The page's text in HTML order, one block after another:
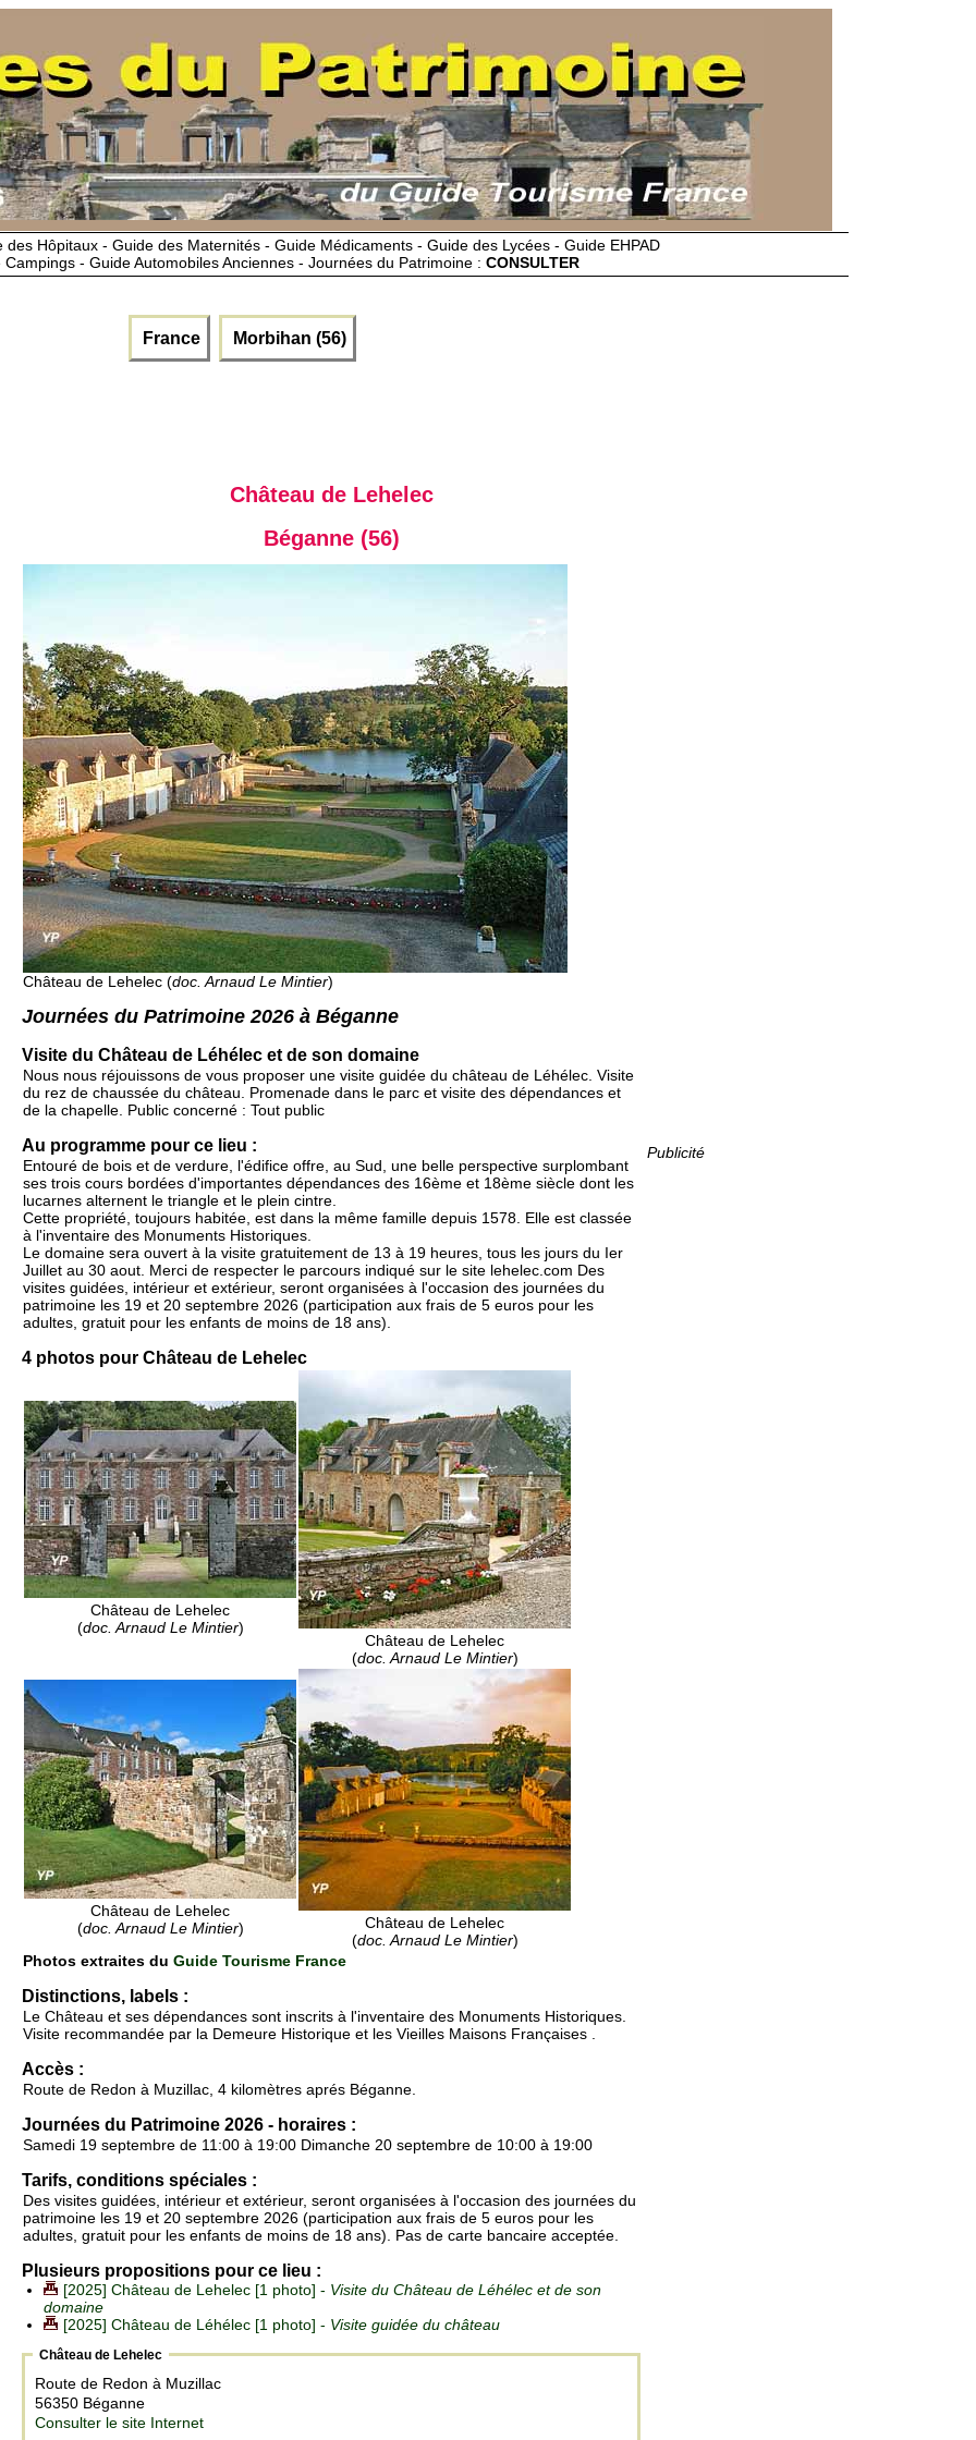
Hôpitaux - Guide des Maternités - Guide Médicaments - Guide des Lycées - Guide EHPAD
- Guide Automobiles Anciennes - Journées du Patrimoine : CONSULTER
France Morbihan (56)
Publicité
Château de Lehelec
Béganne (56)
Château de Lehelec (doc. Arnaud Le Mintier)
Journées du Patrimoine 2026 à Béganne
Visite du Château de Léhélec et de son domaine
Nous nous réjouissons de vous proposer une visite guidée du château de Léhélec. Visite
du rez de chaussée du château. Promenade dans le parc et visite des dépendances et
de la chapelle. Public concerné : Tout public
Au programme pour ce lieu :
Entouré de bois et de verdure, l'édifice offre, au Sud, une belle perspective surplombant
ses trois cours bordées d'importantes dépendances des 16ème et 18ème siècle dont les
lucarnes alternent le triangle et le plein cintre.
Cette propriété, toujours habitée, est dans la même famille depuis 1578. Elle est classée
à l'inventaire des Monuments Historiques.
Le domaine sera ouvert à la visite gratuitement de 13 à 19 heures, tous les jours du Ier
Juillet au 30 aout. Merci de respecter le parcours indiqué sur le site lehelec.com Des
visites guidées, intérieur et extérieur, seront organisées à l'occasion des journées du
patrimoine les 19 et 20 septembre 2026 (participation aux frais de 5 euros pour les
adultes, gratuit pour les enfants de moins de 18 ans).
4 photos pour Château de Lehelec
Château de Lehelec
(doc. Arnaud Le Mintier)
Château de Lehelec
(doc. Arnaud Le Mintier)
Château de Lehelec
(doc. Arnaud Le Mintier)
Château de Lehelec
(doc. Arnaud Le Mintier)
Photos extraites du Guide Tourisme France
Distinctions, labels :
Le Château et ses dépendances sont inscrits à l'inventaire des Monuments Historiques.
Visite recommandée par la Demeure Historique et les Vieilles Maisons Françaises .
Accès :
Route de Redon à Muzillac, 4 kilomètres aprés Béganne.
Journées du Patrimoine 2026 - horaires :
Samedi 19 septembre de 11:00 à 19:00 Dimanche 20 septembre de 10:00 à 19:00
Tarifs, conditions spéciales :
Des visites guidées, intérieur et extérieur, seront organisées à l'occasion des journées du
patrimoine les 19 et 20 septembre 2026 (participation aux frais de 5 euros pour les
adultes, gratuit pour les enfants de moins de 18 ans). Pas de carte bancaire acceptée.
Plusieurs propositions pour ce lieu :
[2025] Château de Lehelec [1 photo] - Visite du Château de Léhélec et de son
domaine
[2025] Château de Léhélec [1 photo] - Visite guidée du château
Château de Lehelec
Route de Redon à Muzillac
56350 Béganne
Consulter le site Internet